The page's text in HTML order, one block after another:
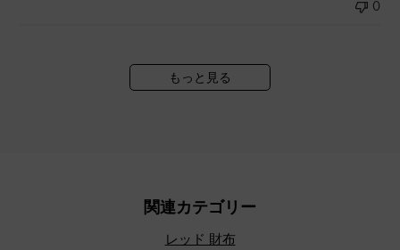
0
もっと見る
関連カテゴリー
レッド 財布